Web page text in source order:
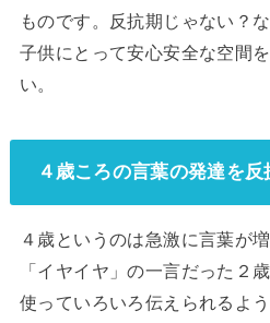
ものです。反抗期じゃない？
子供にとって安心安全な空間
い。
４歳ころの言葉の発達を
４歳というのは急激に言葉が
「イヤイヤ」の一言だった２
使っていろいろ伝えられるよ